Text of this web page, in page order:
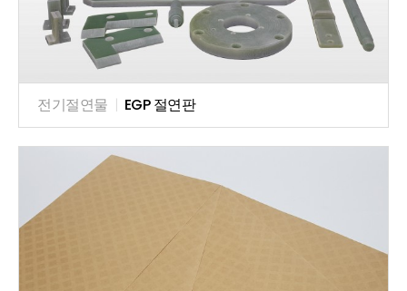
전기절연물 | EGP 절연판